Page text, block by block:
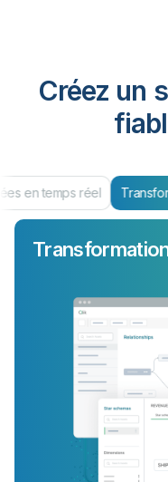
Créez un
en temps réel